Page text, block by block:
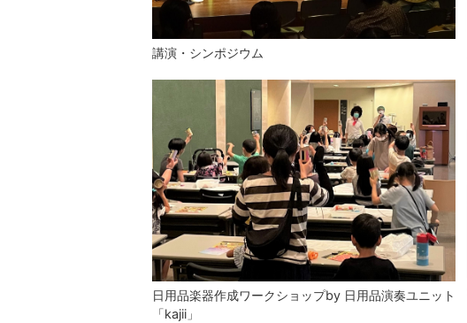
講演・シンポジウム
日用品楽器作成ワークショップby 日用品演奏ユニット
「kajii」